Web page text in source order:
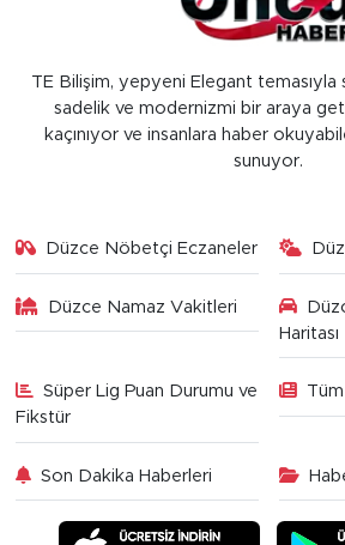
TE Bilişim, yepyeni Elegant temasıyla
sadelik ve modernizmi bir araya
kaçınıyor ve insanlara haber
sunuyor.
Düzce Nöbetçi Eczaneler
Düzce Namaz Vakitleri
Haritası
Süper Lig Puan Durumu ve
Fikstür
Son Dakika Haberleri